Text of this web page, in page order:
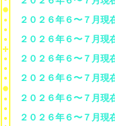
２０２６年６〜７月
２０２６年６〜７月
２０２６年６〜７月
２０２６年６〜７月
２０２６年６〜７月
２０２６年６〜７月